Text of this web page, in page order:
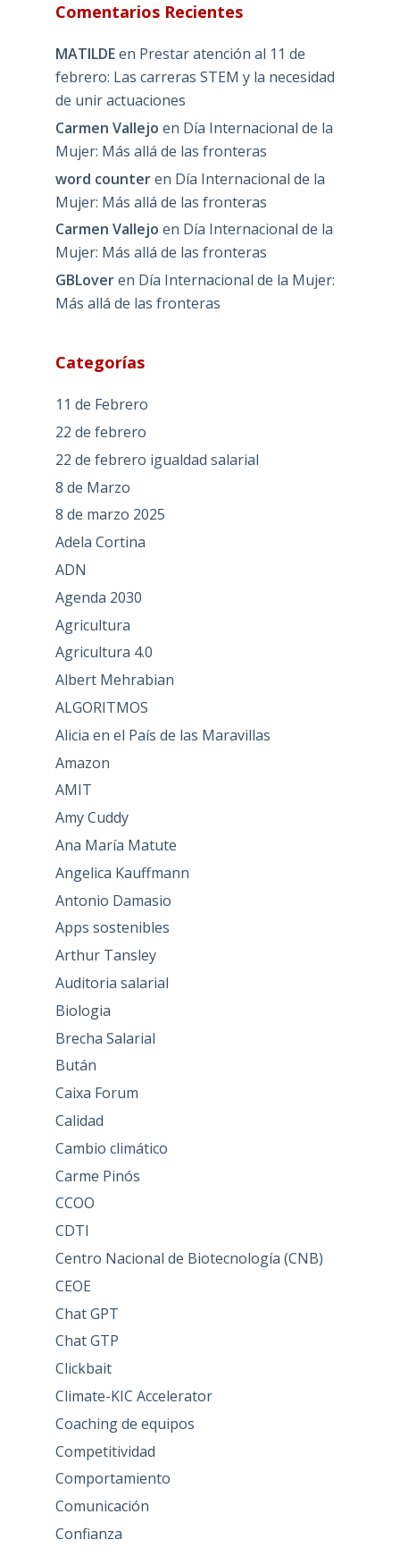
Comentarios Recientes
MATILDEen Prestar atención al 11 de
febrero: Las carreras STEM y la necesidad
de unir actuaciones
Carmen Vallejo en Día Internacional de la
Mujer: Más allá de las fronteras
word counteren Día Internacional de la
Mujer: Más allá de las fronteras
Carmen Vallejo en Día Internacional de la
Mujer: Más allá de las fronteras
GBLoveren Día Internacional de la Mujer:
Más allá de las fronteras
Categorías
11 de Febrero
22 de febrero
22 de febrero igualdad salarial
8 de Marzo
8 de marzo 2025
Adela Cortina
ADN
Agenda 2030
Agricultura
Agricultura 4.0
Albert Mehrabian
ALGORITMOS
Alicia en el País de las Maravillas
Amazon
AMIT
Amy Cuddy
Ana María Matute
Angelica Kauffmann
Antonio Damasio
Apps sostenibles
Arthur Tansley
Auditoria salarial
Biologia
Brecha Salarial
Bután
Caixa Forum
Calidad
Cambio climático
Carme Pinós
CCOO
CDTI
Centro Nacional de Biotecnología (CNB)
CEOE
Chat GPT
Chat GTP
Clickbait
Climate-KIC Accelerator
Coaching de equipos
Competitividad
Comportamiento
Comunicación
Confianza